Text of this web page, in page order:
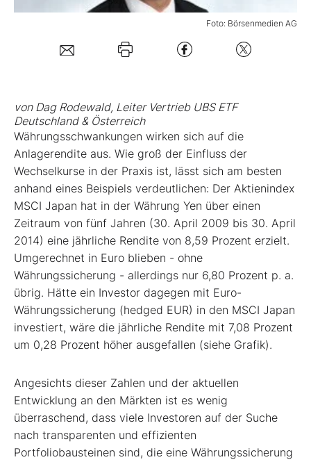
Kontakt
Foto: Börsenmedien AG
von Dag Rodewald, Leiter Vertrieb UBS ETF
Deutschland & Österreich
Währungsschwankungen wirken sich auf die
Anlagerendite aus. Wie groß der Einfluss der
Wechselkurse in der Praxis ist, lässt sich am besten
anhand eines Beispiels verdeutlichen: Der Aktienindex
MSCI Japan hat in der Währung Yen über einen
Zeitraum von fünf Jahren (30. April 2009 bis 30. April
2014) eine jährliche Rendite von 8,59 Prozent erzielt.
Umgerechnet in Euro blieben - ohne
Währungssicherung - allerdings nur 6,80 Prozent p. a.
übrig. Hätte ein Investor dagegen mit Euro-
Währungssicherung (hedged EUR) in den MSCI Japan
investiert, wäre die jährliche Rendite mit 7,08 Prozent
um 0,28 Prozent höher ausgefallen (siehe Grafik).
Angesichts dieser Zahlen und der aktuellen
Entwicklung an den Märkten ist es wenig
überraschend, dass viele Investoren auf der Suche
nach transparenten und effizienten
Portfoliobausteinen sind, die eine Währungssicherung